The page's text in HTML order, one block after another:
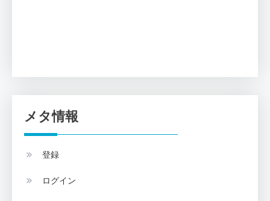
メタ情報
登録
ログイン